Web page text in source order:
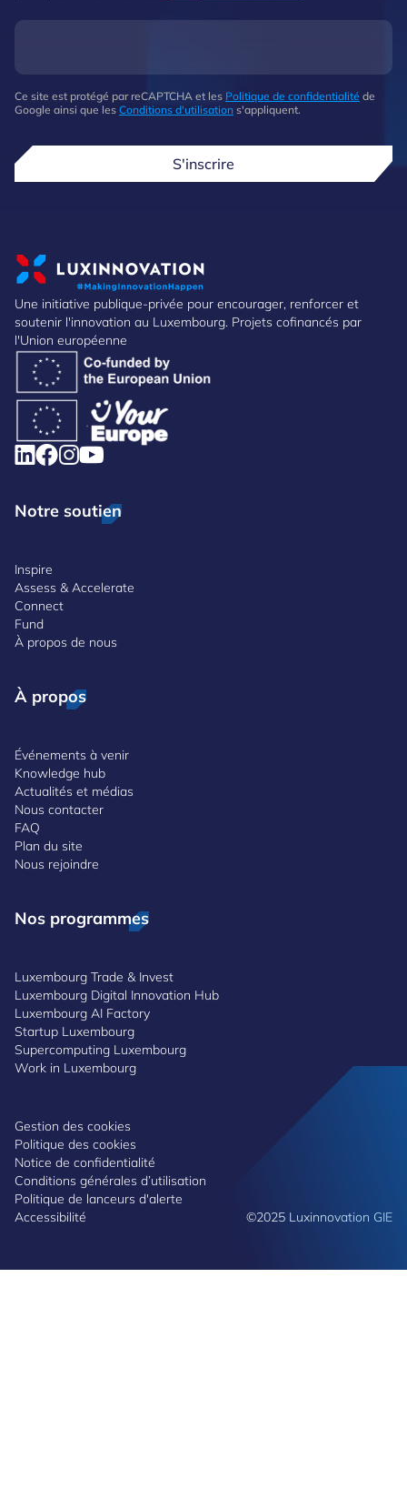
Ce site est protégé par reCAPTCHA et les Politique de confidentialité de
Google ainsi que les Conditions d'utilisation s'appliquent.
S'inscrire
Une initiative publique-privée pour encourager, renforcer et
soutenir l'innovation au Luxembourg. Projets cofinancés par
l'Union européenne
Notre soutien
Inspire
Assess & Accelerate
Connect
Fund
À propos de nous
À propos
Événements à venir
Knowledge hub
Actualités et médias
Nous contacter
FAQ
Plan du site
Nous rejoindre
Nos programmes
Luxembourg Trade & Invest
Luxembourg Digital Innovation Hub
Luxembourg AI Factory
Startup Luxembourg
Supercomputing Luxembourg
Work in Luxembourg
Gestion des cookies
Politique des cookies
Notice de confidentialité
Conditions générales d’utilisation
Politique de lanceurs d'alerte
Accessibilité
©2025 Luxinnovation GIE